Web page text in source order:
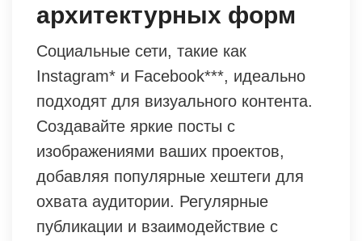
архитектурных форм
Социальные сети, такие как
Instagram* и Facebook***, идеально
подходят для визуального контента.
Создавайте яркие посты с
изображениями ваших проектов,
добавляя популярные хештеги для
охвата аудитории. Регулярные
публикации и взаимодействие с